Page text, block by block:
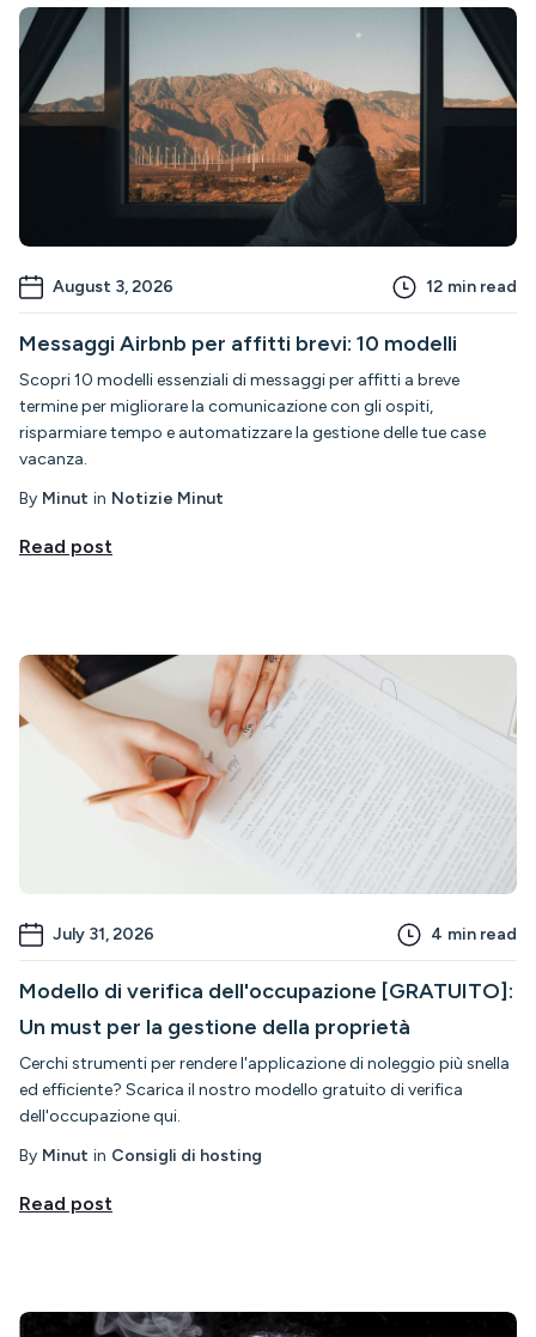
August 3, 2026 12 min read
Messaggi Airbnb per affitti brevi: 10 modelli
Scopri 10 modelli essenziali di messaggi per affitti a breve
termine per migliorare la comunicazione con gli ospiti,
risparmiare tempo e automatizzare la gestione delle tue case
vacanza.
By Minut in Notizie Minut
Read post
July 31, 2026 4 min read
Modello di verifica dell'occupazione [GRATUITO]:
Un must per la gestione della proprietà
Cerchi strumenti per rendere l'applicazione di noleggio più snella
ed efficiente? Scarica il nostro modello gratuito di verifica
dell'occupazione qui.
By Minut in Consigli di hosting
Read post